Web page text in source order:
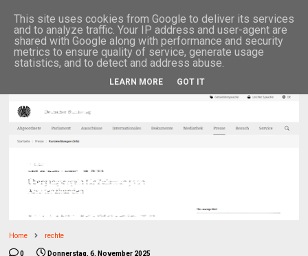
Home rechte
0 Donnerstag, 6. November 2025
This site uses cookies from Google to deliver its services
and to analyze traffic. Your IP address and user-agent are
shared with Google along with performance and security
metrics to ensure quality of service, generate usage
statistics, and to detect and address abuse.
LEARN MORE GOT IT